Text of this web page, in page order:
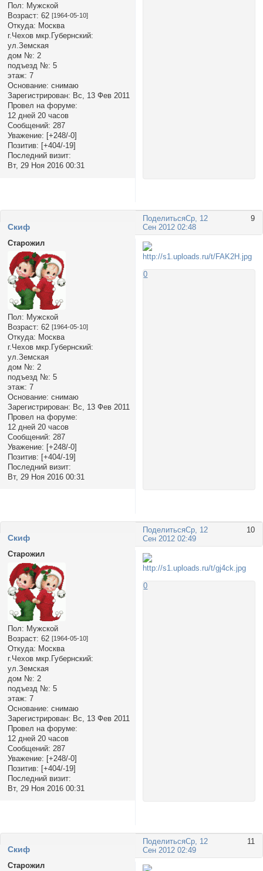
Пол: Мужской
Возраст: 62 [1964-05-10]
Откуда: Москва
г.Чехов мкр.Губернский:
ул.Земская
дом №: 2
подъезд №: 5
этаж: 7
Основание: снимаю
Зарегистрирован: Вс, 13 Фев 2011
Провел на форуме:
12 дней 20 часов
Сообщений: 287
Уважение: [+248/-0]
Позитив: [+404/-19]
Последний визит:
Вт, 29 Ноя 2016 00:31
Поделиться 9
Ср, 12
Сен 2012 02:48
Cкиф
Старожил
Пол: Мужской
Возраст: 62 [1964-05-10]
Откуда: Москва
г.Чехов мкр.Губернский:
ул.Земская
дом №: 2
подъезд №: 5
этаж: 7
Основание: снимаю
Зарегистрирован: Вс, 13 Фев 2011
Провел на форуме:
12 дней 20 часов
Сообщений: 287
Уважение: [+248/-0]
Позитив: [+404/-19]
Последний визит:
Вт, 29 Ноя 2016 00:31
0
Поделиться 10
Ср, 12
Сен 2012 02:49
Cкиф
Старожил
Пол: Мужской
Возраст: 62 [1964-05-10]
Откуда: Москва
г.Чехов мкр.Губернский:
ул.Земская
дом №: 2
подъезд №: 5
этаж: 7
Основание: снимаю
Зарегистрирован: Вс, 13 Фев 2011
Провел на форуме:
12 дней 20 часов
Сообщений: 287
Уважение: [+248/-0]
Позитив: [+404/-19]
Последний визит:
Вт, 29 Ноя 2016 00:31
0
Поделиться 11
Ср, 12
Сен 2012 02:49
Cкиф
Старожил